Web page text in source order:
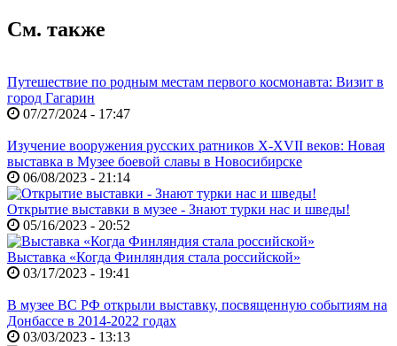
См. также
Путешествие по родным местам первого космонавта: Визит в
город Гагарин
07/27/2024 - 17:47
Изучение вооружения русских ратников X-XVII веков: Новая
выставка в Музее боевой славы в Новосибирске
06/08/2023 - 21:14
Открытие выставки в музее - Знают турки нас и шведы!
05/16/2023 - 20:52
Выставка «Когда Финляндия стала российской»
03/17/2023 - 19:41
В музее ВС РФ открыли выставку, посвященную событиям на
Донбассе в 2014-2022 годах
03/03/2023 - 13:13